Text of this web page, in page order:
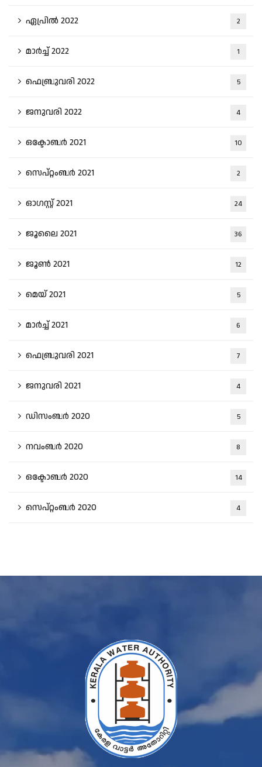
ഏപ്രിൽ 2022 2
മാർച്ച്‌ 2022 1
ഫെബ്രുവരി 2022 5
ജനുവരി 2022 4
ഒക്ടോബർ 2021 10
സെപ്റ്റംബർ 2021 2
ഓഗസ്റ്റ്‌ 2021 24
ജൂലൈ 2021 36
ജൂൺ 2021 12
മെയ്‌ 2021 5
മാർച്ച്‌ 2021 6
ഫെബ്രുവരി 2021 7
ജനുവരി 2021 4
ഡിസംബർ 2020 5
നവംബർ 2020 8
ഒക്ടോബർ 2020 14
സെപ്റ്റംബർ 2020 4